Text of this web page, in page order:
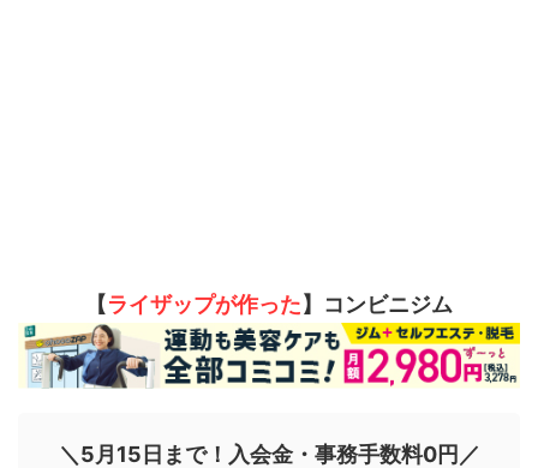
【ライザップが作った】コンビニジム
＼5月15日まで！入会金・事務手数料0円／